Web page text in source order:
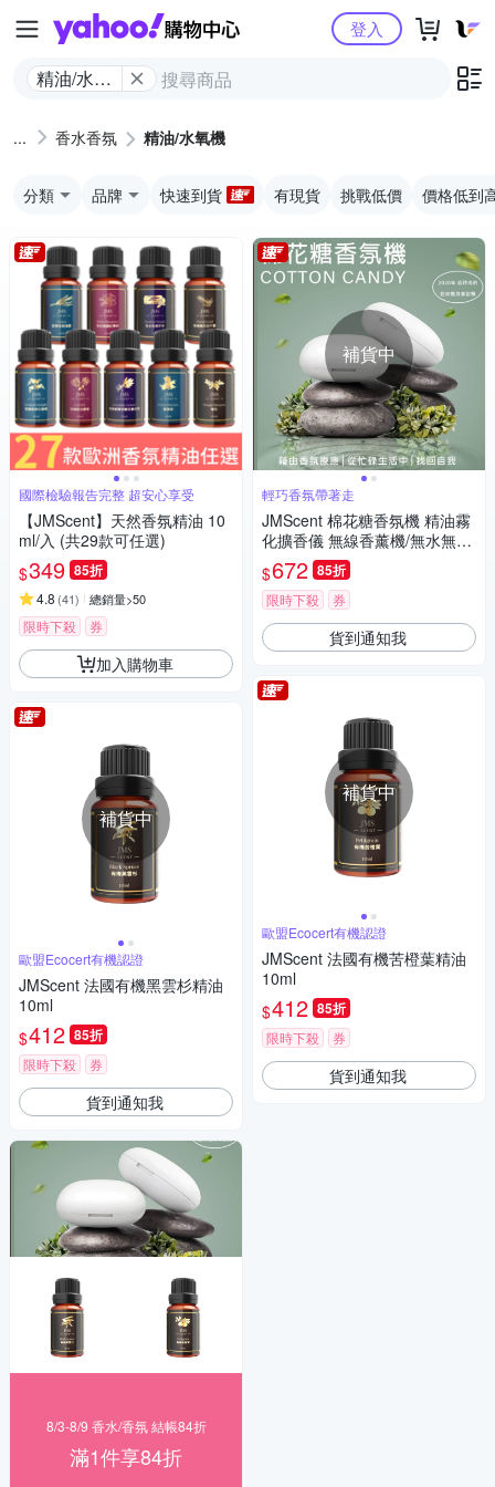
Yahoo購物中心
精油/水氧
登入
香水香氛 精油/水氧機
分類 品牌 快速到貨 有現貨 挑戰低價 價格低到
國際檢驗報告完整 超安心享受
【JMScent】天然香氛精油 10
ml/入 (共29款可任選)
$349 85折
4.8 (41) 總銷量>50
限時下殺 券
加入購物車
補貨中
歐盟Ecocert有機認證
JMScent 法國有機黑雲杉精油
10ml
$412 85折
限時下殺 券
貨到通知我
8/3-8/9 香水/香氛 結帳84折
滿1件享84折
補貨中
輕巧香氛帶著走
JMScent 棉花糖香氛機 精油霧
化擴香儀 無線香薰機/無水無熱
【時尚輕巧款】
$672 85折
限時下殺 券
貨到通知我
補貨中
歐盟Ecocert有機認證
JMScent 法國有機苦橙葉精油
10ml
$412 85折
限時下殺 券
貨到通知我